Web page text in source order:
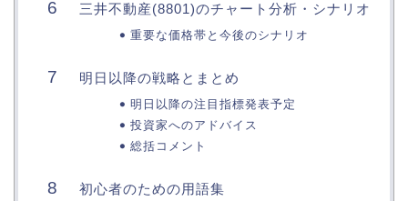
三井不動産(8801)のチャート分析・シナリオ
重要な価格帯と今後のシナリオ
明日以降の戦略とまとめ
明日以降の注目指標発表予定
投資家へのアドバイス
総括コメント
初心者のための用語集